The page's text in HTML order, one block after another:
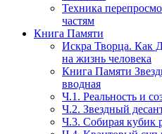
Техника
частям
Книга Памяти
Искра Творца. Как
на жизнь человека
Книга Памяти
вводная
Ч.1. Реальность и
Ч.2. Звездный
Ч.3. Собирая кубик